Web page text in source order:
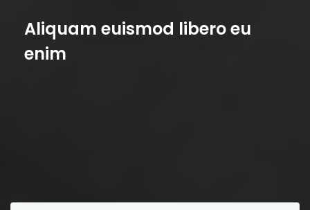
Aliquam euismod libero eu
enim